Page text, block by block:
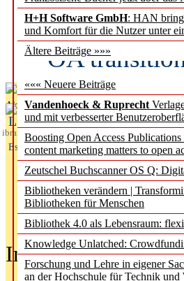
H+H Software GmbH: HAN
und Komfort für die Nutzer unter
Ältere Beiträge »»»
««« Neuere Beiträge
Vandenhoeck & Ruprecht
und mit verbesserter
Boosting Open Access
content marketing matters to open
Zeutschel Buchscanner OS Q:
Bibliotheken verändern |
Bibliotheken für Menschen
Bibliothek 4.0 als Lebensraum:
Knowledge Unlatched:
Forschung und Lehre in eigener
an der Hochschule für Technik
OA
Aktuelles aus
L
ibrary
Essentials
In der Ausgabe05/